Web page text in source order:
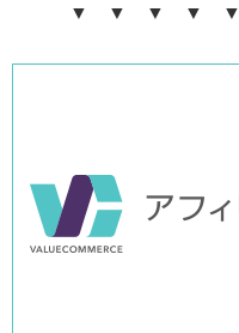
▼ ▼ ▼ ▼ ▼